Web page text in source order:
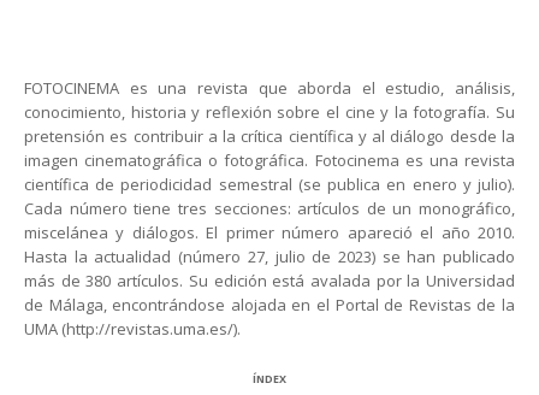
FOTOCINEMA es una revista que aborda el estudio, análisis,
conocimiento, historia y reflexión sobre el cine y la fotografía. Su
pretensión es contribuir a la crítica científica y al diálogo desde la
imagen cinematográfica o fotográfica. Fotocinema es una revista
científica de periodicidad semestral (se publica en enero y julio).
Cada número tiene tres secciones: artículos de un monográfico,
miscelánea y diálogos. El primer número apareció el año 2010.
Hasta la actualidad (número 27, julio de 2023) se han publicado
más de 380 artículos. Su edición está avalada por la Universidad
de Málaga, encontrándose alojada en el Portal de Revistas de la
UMA (http://revistas.uma.es/).
ÍNDEX